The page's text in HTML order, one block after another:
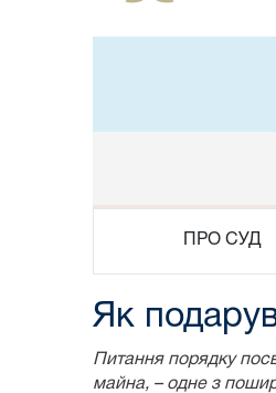
ПРО СУД
Як
Питання порядку
майна, – одне з